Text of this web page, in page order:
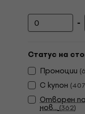
-
Статус на
Промоции (
С купон (407
Отворен
нов...(362)